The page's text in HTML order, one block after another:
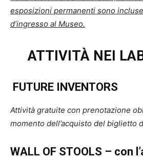
esposizioni permanenti sono
d’ingresso al Museo.
ATTIVITÀ NEI
FUTURE INVENTORS
Attività gratuite con prenotazione
momento dell’acquisto del biglietto
WALL OF STOOLS – con